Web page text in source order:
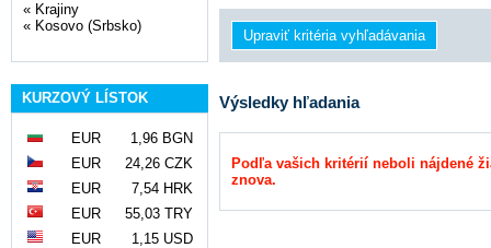
« Krajiny
« Kosovo (Srbsko)
KURZOVÝ LÍSTOK
EUR
1,96 BGN
EUR
24,26 CZK
EUR
7,54 HRK
EUR
55,03 TRY
EUR
1,15 USD
Výsledky hľadania
Podľa vašich kritérií neboli nájdené
znova.